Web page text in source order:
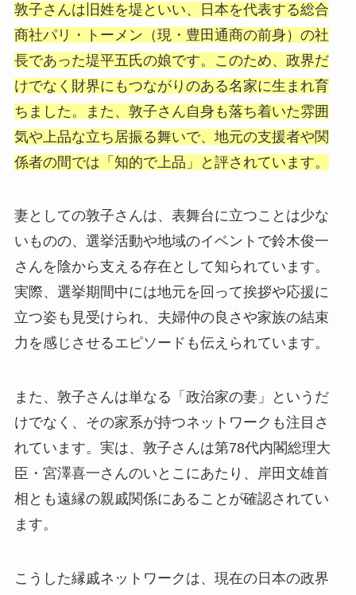
敦子さんは旧姓を堤といい、日本を代表する総合
商社パリ・トーメン（現・豊田通商の前身）の社
長であった堤平五氏の娘です。このため、政界だ
けでなく財界にもつながりのある名家に生まれ育
ちました。また、敦子さん自身も落ち着いた雰囲
気や上品な立ち居振る舞いで、地元の支援者や関
係者の間では「知的で上品」と評されています。
妻としての敦子さんは、表舞台に立つことは少な
いものの、選挙活動や地域のイベントで鈴木俊一
さんを陰から支える存在として知られています。
実際、選挙期間中には地元を回って挨拶や応援に
立つ姿も見受けられ、夫婦仲の良さや家族の結束
力を感じさせるエピソードも伝えられています。
また、敦子さんは単なる「政治家の妻」というだ
けでなく、その家系が持つネットワークも注目さ
れています。実は、敦子さんは第78代内閣総理大
臣・宮澤喜一さんのいとこにあたり、岸田文雄首
相とも遠縁の親戚関係にあることが確認されてい
ます。
こうした縁戚ネットワークは、現在の日本の政界